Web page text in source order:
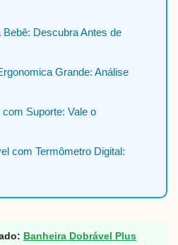
Bebê: Descubra Antes de
Grande: Análise
com Suporte: Vale o
com Termômetro Digital:
Banheira Dobrável Plus